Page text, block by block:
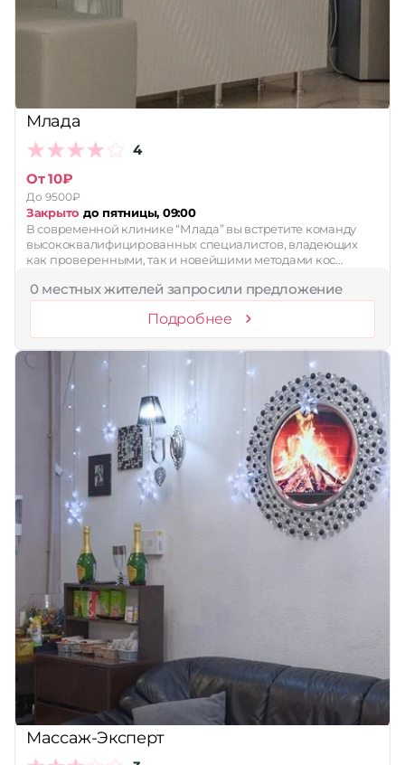
Млада
4
От 10₽
До 9500₽
Закрыто до пятницы, 09:00
В современной клинике “Млада” вы встретите команду
высококвалифицированных специалистов, владеющих
как проверенными, так и новейшими методами кос…
0 местных жителей запросили предложение
Подробнее
Массаж-Эксперт